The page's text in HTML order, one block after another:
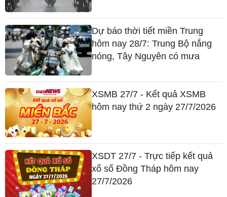
Dự báo thời tiết miền Trung
hôm nay 28/7: Trung Bộ nắng
nóng, Tây Nguyên có mưa
XSMB 27/7 - Kết quả XSMB
hôm nay thứ 2 ngày 27/7/2026
XSDT 27/7 - Trực tiếp kết quả
xổ số Đồng Tháp hôm nay
27/7/2026